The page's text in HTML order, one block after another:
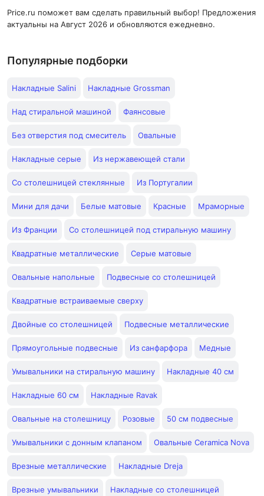
Price.ru поможет вам сделать правильный выбор! Предложения
актуальны на Август 2026 и обновляются ежедневно.
Популярные подборки
Накладные Salini Накладные Grossman
Над стиральной машиной Фаянсовые
Без отверстия под смеситель Овальные
Накладные серые Из нержавеющей стали
Со столешницей стеклянные Из Португалии
Мини для дачи Белые матовые Красные Мраморные
Из Франции Со столешницей под стиральную машину
Квадратные металлические Серые матовые
Овальные напольные Подвесные со столешницей
Квадратные встраиваемые сверху
Двойные со столешницей Подвесные металлические
Прямоугольные подвесные Из санфарфора Медные
Умывальники на стиральную машину Накладные 40 см
Накладные 60 см Накладные Ravak
Овальные на столешницу Розовые 50 см подвесные
Умывальники с донным клапаном Овальные Ceramica Nova
Врезные металлические Накладные Dreja
Врезные умывальники Накладные со столешницей